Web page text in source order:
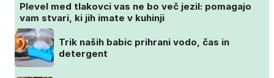
Plevel med tlakovci vas ne bo več jezil: pomagajo
vam stvari, ki jih imate v kuhinji
Trik naših babic prihrani vodo, čas in
detergent